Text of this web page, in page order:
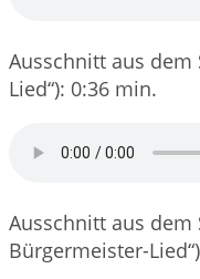
Ausschnitt aus dem
Lied“): 0:36 min.
Ausschnitt aus dem
Bürgermeister-